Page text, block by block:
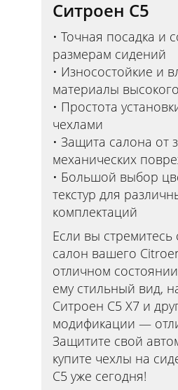
Ситроен С5
Точная посадка и
размерам сидений
Износостойкие и
материалы
Простота
чехлами
Защита салона от
механических
Большой выбор
текстур для
комплектаций
Если вы стремитесь
салон вашего
отличном
ему стильный вид,
Ситроен С5 Х7 и
модификации —
Защитите свой
купите чехлы на
С5 уже сегодня!